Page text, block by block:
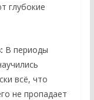
глубокие
В периоды
всё, что
не пропадает